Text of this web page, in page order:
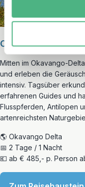
Camping im
Mitten im Okavango-
und erleben die
intensiv. Tagsüber
erfahrenen Guides und
Flusspferden, Antilopen
artenreichsten
🌎 Okavango Delta
📅 2 Tage / 1 Nacht
💶 ab € 485,- p. Person